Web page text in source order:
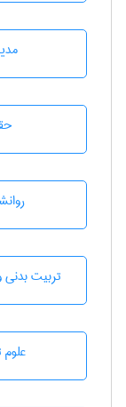
تربيت
علوم